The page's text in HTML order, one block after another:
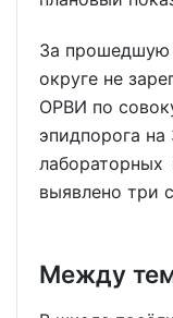
За прошедшую
округе не
ОРВИ по
эпидпорога на
лабораторных
выявлено три
Между